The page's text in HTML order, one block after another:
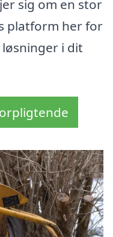
sig om en stor
platform her for
i dit